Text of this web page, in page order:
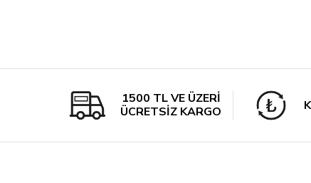
1500 TL VE ÜZERİ
ÜCRETSİZ KARGO